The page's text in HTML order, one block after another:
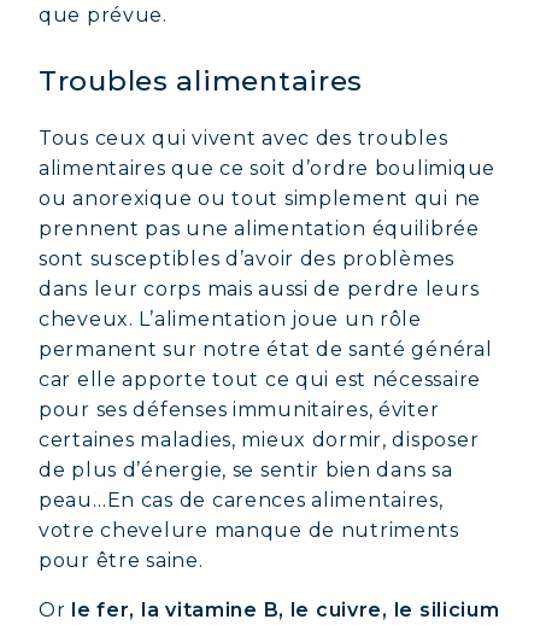
que prévue.
Troubles alimentaires
Tous ceux qui vivent avec des troubles
alimentaires que ce soit d’ordre boulimique
ou anorexique ou tout simplement qui ne
prennent pas une alimentation équilibrée
sont susceptibles d’avoir des problèmes
dans leur corps mais aussi de perdre leurs
cheveux. L’alimentation joue un rôle
permanent sur notre état de santé général
car elle apporte tout ce qui est nécessaire
pour ses défenses immunitaires, éviter
certaines maladies, mieux dormir, disposer
de plus d’énergie, se sentir bien dans sa
peau…En cas de carences alimentaires,
votre chevelure manque de nutriments
pour être saine.
Or le fer, la vitamine B, le cuivre, le silicium